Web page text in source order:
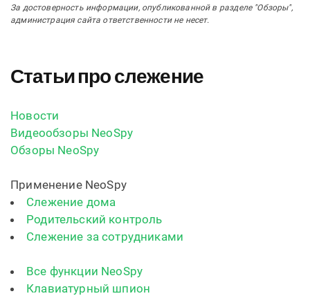
За достоверность информации, опубликованной в разделе "Обзоры",
администрация сайта ответственности не несет.
Статьи про слежение
Новости
Видеообзоры NeoSpy
Обзоры NeoSpy
Применение NeoSpy
Слежение дома
Родительский контроль
Слежение за сотрудниками
Все функции NeoSpy
Клавиатурный шпион